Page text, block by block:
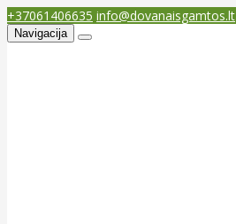
+37061406635 info@dovanaisgamtos.lt
Navigacija